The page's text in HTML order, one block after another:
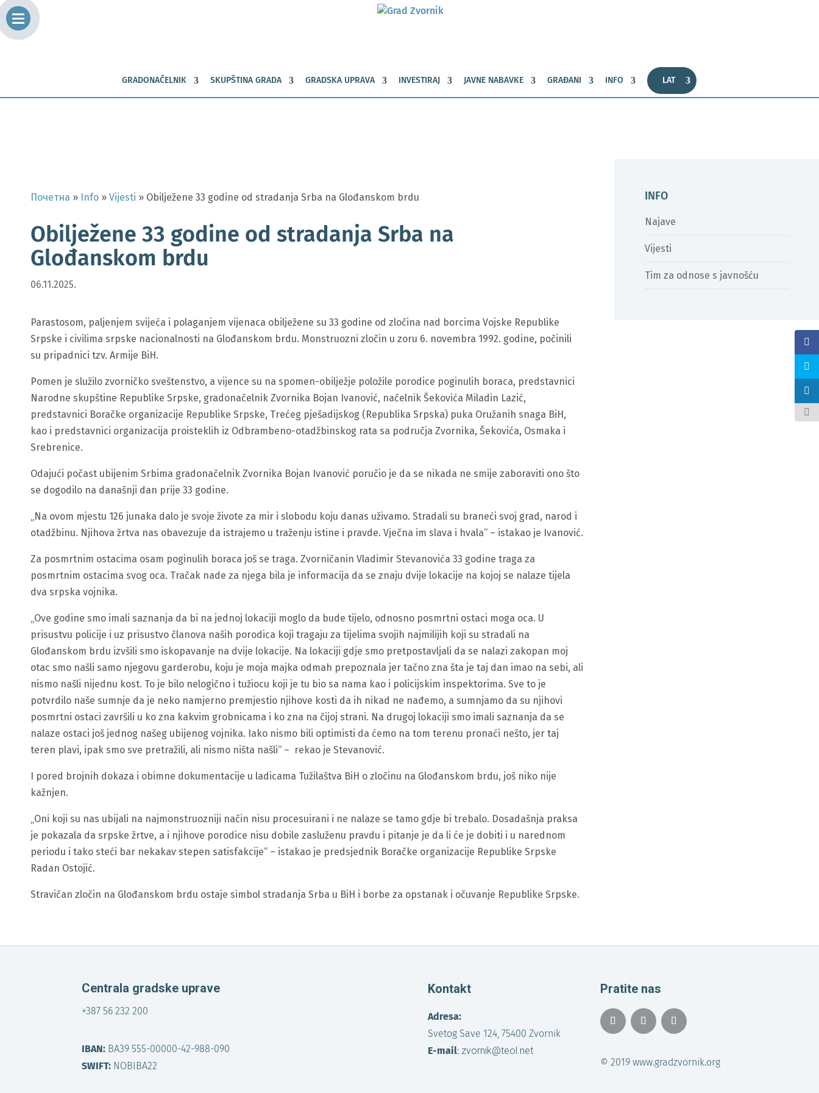
GRADONAČELNIK SKUPŠTINA GRADA GRADSKA UPRAVA INVESTIRAJ JAVNE NABAVKE GRAĐANI INFO LAT
Почетна » Info » Vijesti » Obilježene 33 godine od stradanja Srba na Glođanskom brdu
Obilježene 33 godine od stradanja Srba na
Glođanskom brdu
06.11.2025.
Parastosom, paljenjem svijeća i polaganjem vijenaca obilježene su 33 godine od zločina nad borcima Vojske Republike
Srpske i civilima srpske nacionalnosti na Glođanskom brdu. Monstruozni zločin u zoru 6. novembra 1992. godine, počinili
su pripadnici tzv. Armije BiH.
Pomen je služilo zvorničko sveštenstvo, a vijence su na spomen-obilježje položile porodice poginulih boraca, predstavnici
Narodne skupštine Republike Srpske, gradonačelnik Zvornika Bojan Ivanović, načelnik Šekovića Miladin Lazić,
predstavnici Boračke organizacije Republike Srpske, Trećeg pješadijskog (Republika Srpska) puka Oružanih snaga BiH,
kao i predstavnici organizacija proisteklih iz Odbrambeno-otadžbinskog rata sa područja Zvornika, Šekovića, Osmaka i
Srebrenice.
Odajući počast ubijenim Srbima gradonačelnik Zvornika Bojan Ivanović poručio je da se nikada ne smije zaboraviti ono što
se dogodilo na današnji dan prije 33 godine.
„Na ovom mjestu 126 junaka dalo je svoje živote za mir i slobodu koju danas uživamo. Stradali su braneći svoj grad, narod i
otadžbinu. Njihova žrtva nas obavezuje da istrajemo u traženju istine i pravde. Vječna im slava i hvala“ – istakao je Ivanović.
Za posmrtnim ostacima osam poginulih boraca još se traga. Zvorničanin Vladimir Stevanovića 33 godine traga za
posmrtnim ostacima svog oca. Tračak nade za njega bila je informacija da se znaju dvije lokacije na kojoj se nalaze tijela
dva srpska vojnika.
„Ove godine smo imali saznanja da bi na jednoj lokaciji moglo da bude tijelo, odnosno posmrtni ostaci moga oca. U
prisustvu policije i uz prisustvo članova naših porodica koji tragaju za tijelima svojih najmilijih koji su stradali na
Glođanskom brdu izvšili smo iskopavanje na dvije lokacije. Na lokaciji gdje smo pretpostavljali da se nalazi zakopan moj
otac smo našli samo njegovu garderobu, koju je moja majka odmah prepoznala jer tačno zna šta je taj dan imao na sebi, ali
nismo našli nijednu kost. To je bilo nelogično i tužiocu koji je tu bio sa nama kao i policijskim inspektorima. Sve to je
potvrdilo naše sumnje da je neko namjerno premjestio njihove kosti da ih nikad ne nađemo, a sumnjamo da su njihovi
posmrtni ostaci završili u ko zna kakvim grobnicama i ko zna na čijoj strani. Na drugoj lokaciji smo imali saznanja da se
nalaze ostaci još jednog našeg ubijenog vojnika. Iako nismo bili optimisti da ćemo na tom terenu pronaći nešto, jer taj
teren plavi, ipak smo sve pretražili, ali nismo ništa našli“ – rekao je Stevanović.
I pored brojnih dokaza i obimne dokumentacije u ladicama Tužilaštva BiH o zločinu na Glođanskom brdu, još niko nije
kažnjen.
„Oni koji su nas ubijali na najmonstruozniji način nisu procesuirani i ne nalaze se tamo gdje bi trebalo. Dosadašnja praksa
je pokazala da srpske žrtve, a i njihove porodice nisu dobile zasluženu pravdu i pitanje je da li će je dobiti i u narednom
periodu i tako steći bar nekakav stepen satisfakcije“ – istakao je predsjednik Boračke organizacije Republike Srpske
Radan Ostojić.
Stravičan zločin na Glođanskom brdu ostaje simbol stradanja Srba u BiH i borbe za opstanak i očuvanje Republike Srpske.
INFO
Najave
Vijesti
Tim za odnose s javnošću
Centrala gradske uprave
+387 56 232 200
IBAN: BA39 555-00000-42-988-090
SWIFT: NOBIBA22
Kontakt
Adresa:
Svetog Save 124, 75400 Zvornik
E-mail: zvornik@teol.net
Pratite nas
© 2019 www.gradzvornik.org